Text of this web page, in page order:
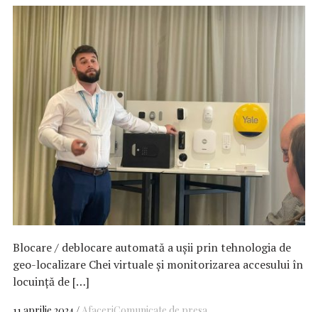
Blocare / deblocare automată a ușii prin tehnologia de
geo-localizare Chei virtuale și monitorizarea accesului în
locuință de […]